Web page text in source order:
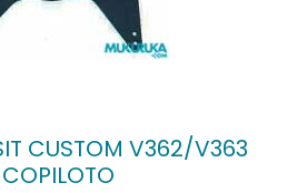
CUSTOM V362/V363
COPILOTO